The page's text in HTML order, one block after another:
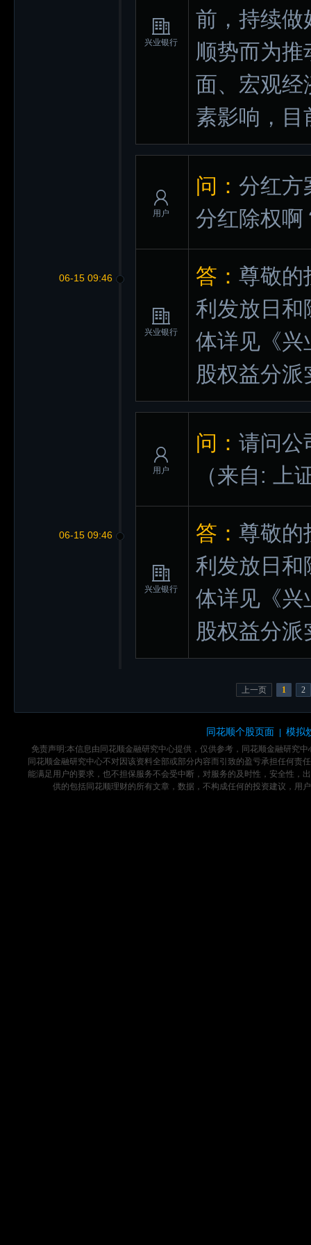
兴业银行
前，持续做
顺势而为
面、宏观经
素影响，目
06-15 09:46
用户
问： 分红方
分红除权啊
兴业银行
答： 尊敬的
利发放日和
体详见《兴
股权益分
06-15 09:46
用户
问： 请问公
（来自: 上
兴业银行
答： 尊敬的
利发放日和
体详见《兴
股权益分
上一页 1 2
同花顺个股页面 模拟
免责声明:本信息由同花顺金融研究中心提供，仅供参考，同花顺金融研究
同花顺金融研究中心不对因该资料全部或部分内容而引致的盈亏承担任何
能满足用户的要求，也不担保服务不会受中断，对服务的及时性，安全性，
供的包括同花顺理财的所有文章，数据，不构成任何的投资建议，用